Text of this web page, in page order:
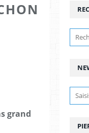
grand